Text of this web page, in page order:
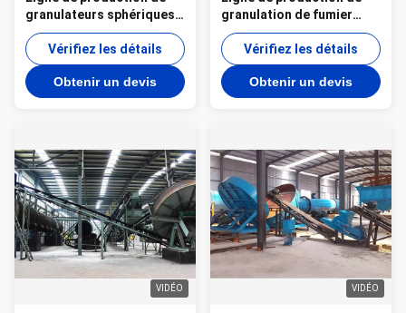
granulateurs sphériques
de granules Ligne de
production de
granulateurs à disque
d'engrais biologiques
Vérifiez les détails
Obtenir un devis
granulation de fumier
Ligne de production de
granulateur à disque de
bentonite
Vérifiez les détails
Obtenir un devis
VIDÉO VIDÉO